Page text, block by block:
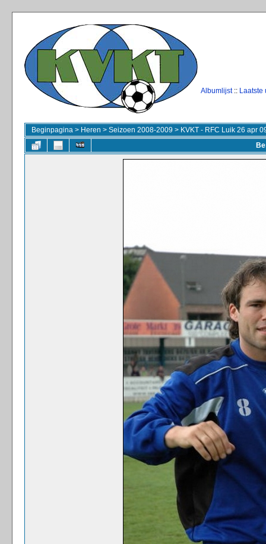
Albumlijst:: Laatste
Beginpagina > Heren > Seizoen 2008-2009 > KVKT - RFC Luik 26 apr